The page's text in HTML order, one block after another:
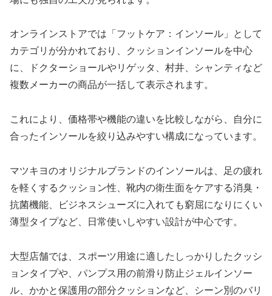
オンラインストアでは「フットケア：インソール」として
カテゴリが分かれており、クッションインソールを中心
に、ドクターショールやリゲッタ、村井、シャンティなど
複数メーカーの商品が一括して表示されます。
これにより、価格帯や機能の違いを比較しながら、自分に
合ったインソールを絞り込みやすい構成になっています。
マツキヨのオリジナルブランドのインソールは、足の疲れ
を軽くするクッション性、靴内の衛生面をケアする消臭・
抗菌機能、ビジネスシューズに入れても窮屈になりにくい
薄型タイプなど、日常使いしやすい設計が中心です。
大型店舗では、スポーツ用途に適したしっかりしたクッシ
ョンタイプや、パンプス用の前滑り防止ジェルインソー
ル、かかと保護用の部分クッションなど、シーン別のバリ